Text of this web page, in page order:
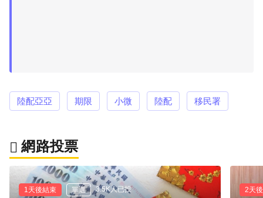
陸配亞亞 期限 小微 陸配 移民署
網路投票
1天後結束 單選 3.5K人已投 2天